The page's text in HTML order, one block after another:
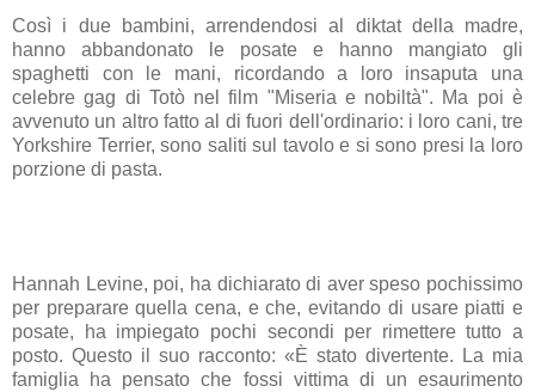
Così i due bambini, arrendendosi al diktat della madre,
hanno abbandonato le posate e hanno mangiato gli
spaghetti con le mani, ricordando a loro insaputa una
celebre gag di Totò nel film "Miseria e nobiltà". Ma poi è
avvenuto un altro fatto al di fuori dell'ordinario: i loro cani, tre
Yorkshire Terrier, sono saliti sul tavolo e si sono presi la loro
porzione di pasta.
Hannah Levine, poi, ha dichiarato di aver speso pochissimo
per preparare quella cena, e che, evitando di usare piatti e
posate, ha impiegato pochi secondi per rimettere tutto a
posto. Questo il suo racconto: «È stato divertente. La mia
famiglia ha pensato che fossi vittima di un esaurimento